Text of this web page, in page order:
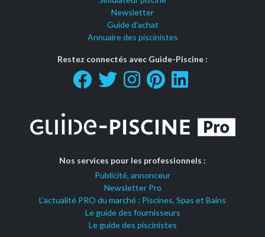
Newsletter
Guide d'achat
Annuaire des piscinistes
Restez connectés avec Guide-Piscine :
Nos services pour les professionnels :
Publicité, annonceur
Newsletter Pro
L'actualité PRO du marché : Piscines, Spas et Bains
Le guide des fournisseurs
Le guide des piscinistes